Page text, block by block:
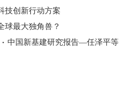
技创新行动方案
球最大独角兽？
中国新基建研究报告—任泽平等